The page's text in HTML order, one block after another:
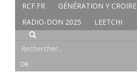
RCF.FR
GÉNÉRATION Y CROIRE
RADIO-DON 2025
LEETCHI